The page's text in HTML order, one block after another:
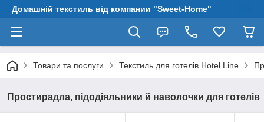
Домашній текстиль від компании "Sweet-Home"
Товари та послуги Текстиль для готелів Hotel Line
Простирадла, підодіяльники й наволочки для готелів